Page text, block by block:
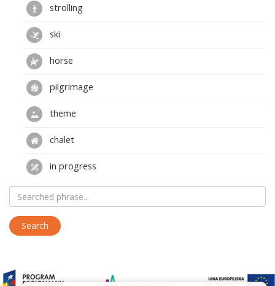
strolling
ski
horse
pilgrimage
theme
chalet
in progress